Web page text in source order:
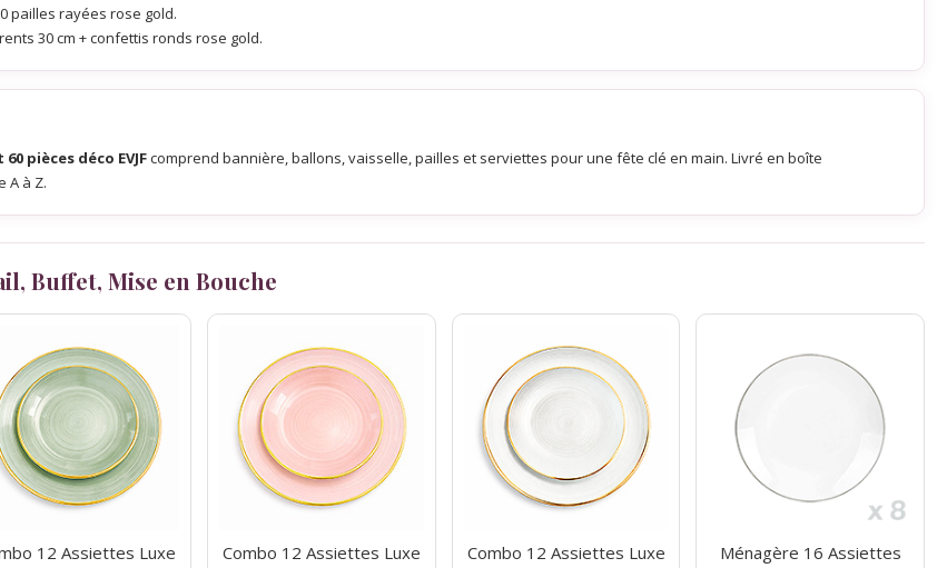
pailles rayées rose gold.
30 cm + confettis ronds rose gold.
pièces déco EVJFcomprend bannière, ballons, vaisselle, pailles et serviettes pour une fête clé en main. Livré en boîte
A à Z.
Buffet, Mise en Bouche
12 Assiettes Luxe
Combo 12 Assiettes Luxe
Combo 12 Assiettes Luxe
Ménagère 16 Assiettes